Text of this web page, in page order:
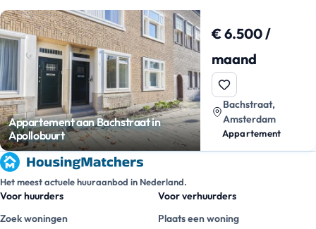
Appartement aan Bachstraat in
Apollobuurt
€ 6.500 /
maand
Bachstraat,
Amsterdam
Appartement
Het meest actuele huuraanbod in Nederland.
Voor huurders
Zoek woningen
Voor verhuurders
Plaats een woning